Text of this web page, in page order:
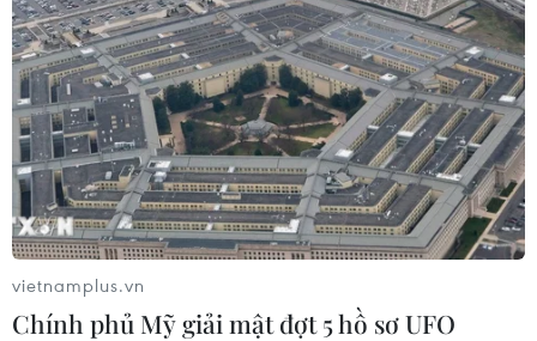
Sập công trình tại Cuba khiến 2
người tử vong
07/08/2026 01:48
Xem thêm
vietnamplus.vn
Chính phủ Mỹ giải mật đợt 5 hồ sơ UFO